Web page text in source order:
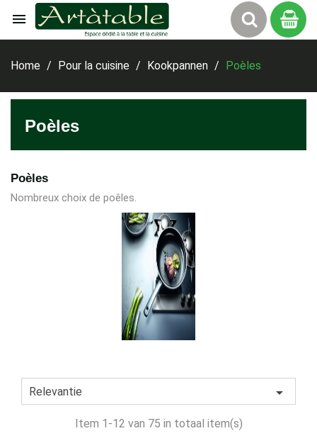

Home
Pour la cuisine Kookpannen Poèles
Poèles
Poèles
Nombreux choix de poêles.
Relevantie 
Item 1-12 van 75 in totaal item(s)